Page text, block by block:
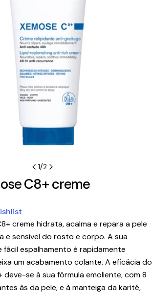
1/2
C8+ creme
creme hidrata, acalma e repara a pele
e sensível do rosto e corpo. A sua
espalhamento é rapidamente
um acabamento colante. A eficácia do
deve-se à sua fórmula emoliente, com 8
às da pele, e à manteiga da karité,